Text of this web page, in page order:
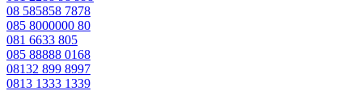
08 585858 7878
085 8000000 80
081 6633 805
085 88888 0168
08132 899 8997
0813 1333 1339